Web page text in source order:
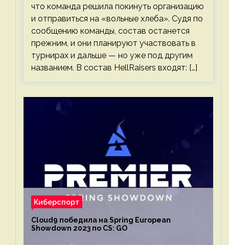
что команда решила покинуть организацию
и отправиться на «вольные хлеба». Судя по
сообщению команды, состав останется
прежним, и они планируют участвовать в
турнирах и дальше — но уже под другим
названием. В состав HellRaisers входят: […]
Киберспорт
Cloud9 победила на Spring European
Showdown 2023 по CS: GO